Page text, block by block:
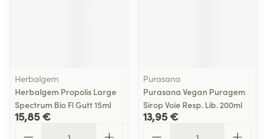
Herbalgem
Herbalgem Propolis Large
Spectrum Bio Fl Gutt 15ml
15,85 €
Purasana
Purasana Vegan Puragem
Sirop Voie Resp. Lib. 200ml
13,95 €